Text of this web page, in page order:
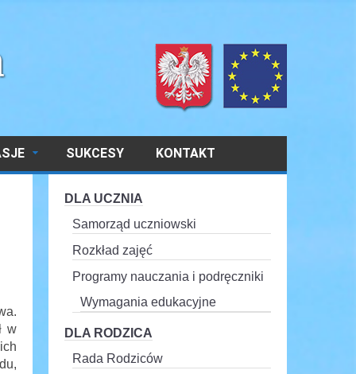
SUKCESY KONTAKT
w
DLA UCZNIA
Samorząd uczniowski
Rozkład zajęć
Programy nauczania i podręczniki
Wymagania edukacyjne
DLA RODZICA
Rada Rodziców